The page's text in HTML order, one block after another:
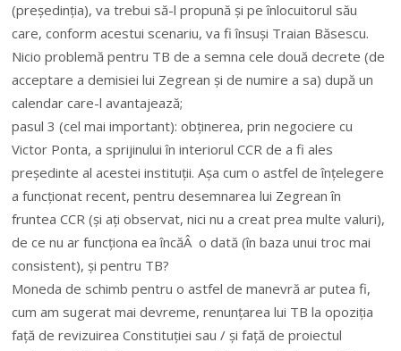
(președinția), va trebui să-l propună și pe înlocuitorul său
care, conform acestui scenariu, va fi însuși Traian Băsescu.
Nicio problemă pentru TB de a semna cele două decrete (de
acceptare a demisiei lui Zegrean și de numire a sa) după un
calendar care-l avantajează;
pasul 3 (cel mai important): obținerea, prin negociere cu
Victor Ponta, a sprijinului în interiorul CCR de a fi ales
președinte al acestei instituții. Așa cum o astfel de înțelegere
a funcționat recent, pentru desemnarea lui Zegrean în
fruntea CCR (și ați observat, nici nu a creat prea multe valuri),
de ce nu ar funcționa ea încăÂ o dată (în baza unui troc mai
consistent), și pentru TB?
Moneda de schimb pentru o astfel de manevră ar putea fi,
cum am sugerat mai devreme, renunțarea lui TB la opoziția
față de revizuirea Constituției sau / și față de proiectul